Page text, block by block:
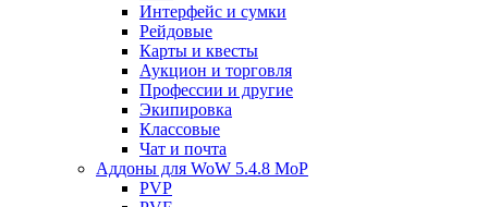
Интерфейс и сумки
Рейдовые
Карты и квесты
Аукцион и торговля
Профессии и другие
Экипировка
Классовые
Чат и почта
Аддоны для WoW 5.4.8 MoP
PVP